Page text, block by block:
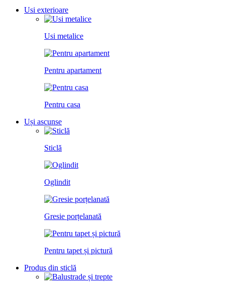
Usi exterioare
Usi metalice
Pentru apartament
Pentru casa
Uși ascunse
Sticlă
Oglindit
Gresie porțelanată
Pentru tapet și pictură
Produs din sticlă